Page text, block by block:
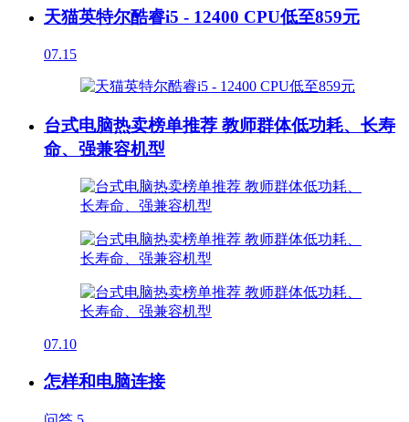
天猫英特尔酷睿i5 - 12400 CPU低至859元
07.15
台式电脑热卖榜单推荐 教师群体低功耗、长寿
命、强兼容机型
07.10
怎样和电脑连接